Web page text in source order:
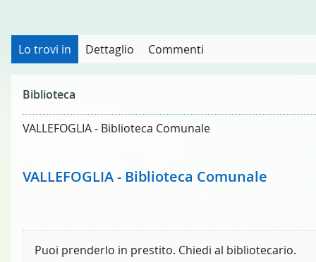
Lo trovi in Dettaglio Commenti
Biblioteca
VALLEFOGLIA - Biblioteca Comunale
VALLEFOGLIA - Biblioteca Comunale
Puoi prenderlo in prestito. Chiedi al bibliotecario.